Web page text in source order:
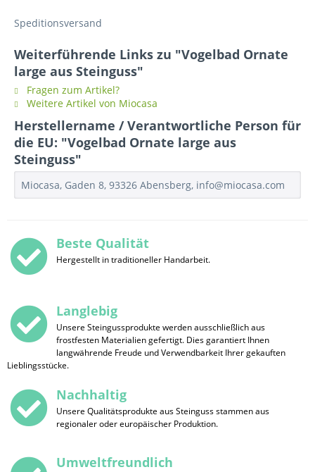
Speditionsversand
Weiterführende Links zu "Vogelbad Ornate
large aus Steinguss"
Fragen zum Artikel?
Weitere Artikel von Miocasa
Herstellername / Verantwortliche Person für
die EU: "Vogelbad Ornate large aus
Steinguss"
Miocasa, Gaden 8, 93326 Abensberg, info@miocasa.com
Beste Qualität
Hergestellt in traditioneller Handarbeit.
Langlebig
Unsere Steingussprodukte werden ausschließlich aus
frostfesten Materialien gefertigt. Dies garantiert Ihnen
langwährende Freude und Verwendbarkeit Ihrer gekauften
Lieblingsstücke.
Nachhaltig
Unsere Qualitätsprodukte aus Steinguss stammen aus
regionaler oder europäischer Produktion.
Umweltfreundlich